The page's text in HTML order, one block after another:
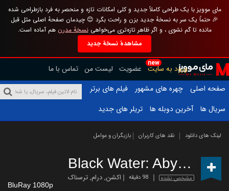
مای موویز با یک طراحی کاملاً جدید و کلی امکانات تازه و منحصر به فرد بازطراحی شده
🎉 حتماً یک سر به نسخهٔ جدید بزن و راحت بگرد 😊 چیدمان صفحهٔ اصلی مثل قبل
مانده تا گم نشوی ، و اگر ظاهر تازه‌تری می‌خواهینسخهٔ مدرن هم آماده است.
مشاهدهٔ نسخهٔ جدید
new
ورود به سایت عضویت لیست من تماس با ما
صفحه اصلی
چهره های مشهور
فیلم های برتر
سریال ها
آخرین دوبله ها تریلر های جدید
لینک های دانلود نقد های کاربران بازیگران و عوامل
Black Water: Abyss (2020)
مشخص نشده 98 دقیقه اکشن,درام,ترسناک
BluRay 1080p